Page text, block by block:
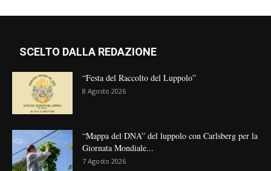
SCELTO DALLA REDAZIONE
“Festa del Raccolto del Luppolo”
8 Agosto 2026
“Mappa del DNA” del luppolo con Carlsberg per la
Giornata Mondiale...
7 Agosto 2026